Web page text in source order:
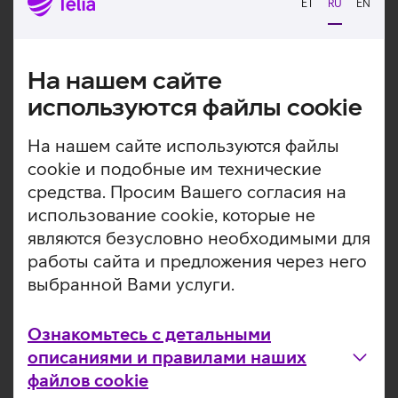
ET RU EN
На нашем сайте
используются файлы cookie
На нашем сайте используются файлы
cookie и подобные им технические
средства. Просим Вашего согласия на
использование cookie, которые не
являются безусловно необходимыми для
работы сайта и предложения через него
выбранной Вами услуги.
Ознакомьтесь с детальными
описаниями и правилами наших
файлов cookie
плавно работающий при любых повседневных
Чип M3 и операционная система macOS Sonoma
делают iMac исключительно функциональным,
эффективным и безопасным. Компьютер
молниеносно, и вся система работает быстро и
бесперебойно. 8 ГБ оперативной памяти и 256 ГБ SSD-
накопителя предоставляют достаточно места для
фотографий, видео и многочисленных приложений.
Аудиосистема iMac предлагает насыщенный звук и
глубокие басы, выводя восприятие фильмов, музыки и
другого контента на совершенно новый уровень.
Компьютер работает на операционной системе macOS
24-дюймовый экран Retina с разрешением 4,5K
обеспечивает большим изображением с
мельчайшей детализацией.